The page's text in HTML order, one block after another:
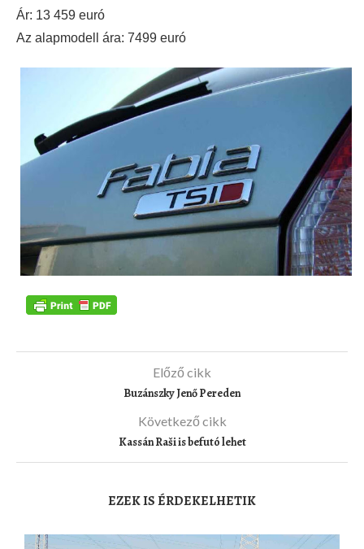
Ár: 13 459 euró
Az alapmodell ára: 7499 euró
Előző cikk
Buzánszky Jenő Pereden
Következő cikk
Kassán Raši is befutó lehet
EZEK IS ÉRDEKELHETIK